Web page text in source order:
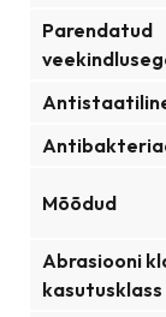
Parendatud
Mõõdud
Abrasiooni
kasutusklass